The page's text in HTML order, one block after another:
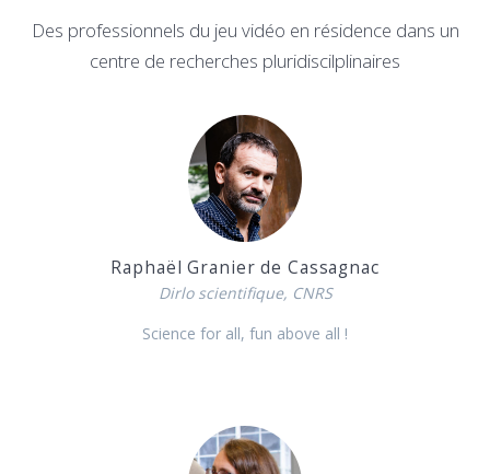
Des professionnels du jeu vidéo en résidence dans un
centre de recherches pluridiscilplinaires
Raphaël Granier de Cassagnac
Dirlo scientifique, CNRS
Science for all, fun above all !